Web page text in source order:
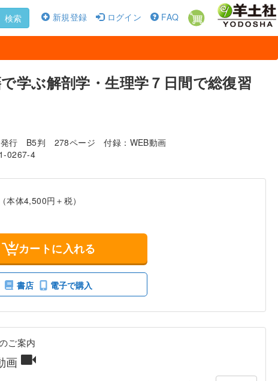
新規登録 ログイン FAQ
検索
学ぶ解剖学・生理学７日間で総復習
行
B5判 278ページ
付録：WEB動画
0267-4
（本体4,500円＋税）
カートに入れる
書店 電子で購入
ご案内
画